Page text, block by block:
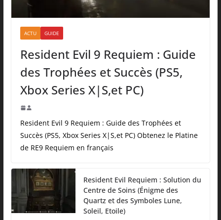
ACTU GUIDE
Resident Evil 9 Requiem : Guide
des Trophées et Succès (PS5,
Xbox Series X|S,et PC)
Resident Evil 9 Requiem : Guide des Trophées et
Succès (PS5, Xbox Series X|S,et PC) Obtenez le Platine
de RE9 Requiem en français
Resident Evil Requiem : Solution du
Centre de Soins (Énigme des
Quartz et des Symboles Lune,
Soleil, Etoile)